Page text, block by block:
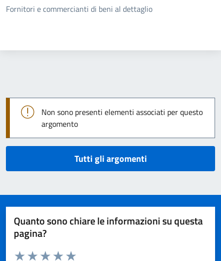
Dettagli della notizia
Fornitori e commercianti di beni al dettaglio
Non sono presenti elementi associati per questo
argomento
Tutti gli argomenti
Quanto sono chiare le informazioni su questa
pagina?
Valuta da 1 a 5 stelle la pagina